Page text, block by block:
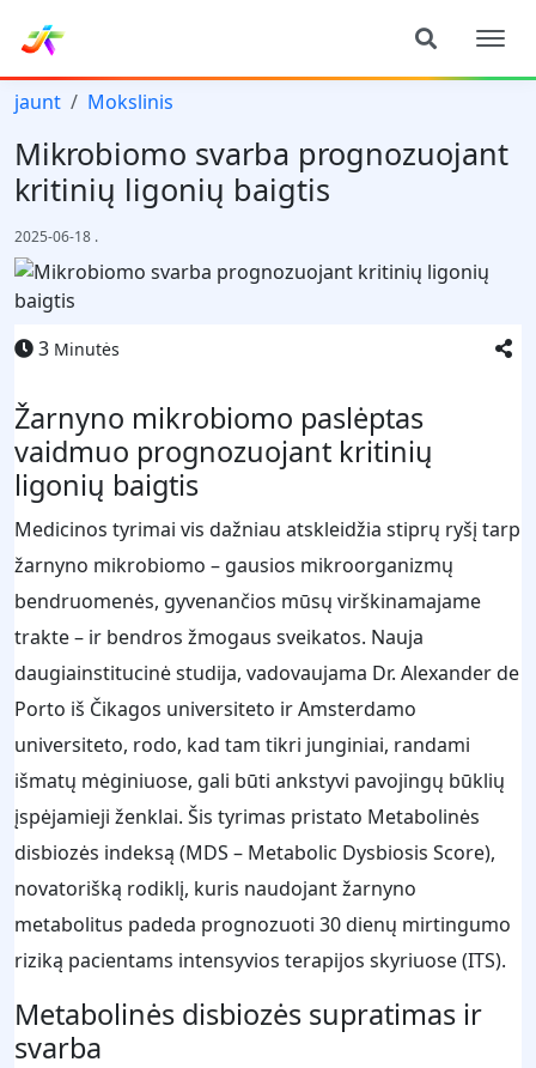
jaunt Mokslinis
Mikrobiomo svarba prognozuojant
kritinių ligonių baigtis
2025-06-18 .
3 Minutės
Žarnyno mikrobiomo paslėptas
vaidmuo prognozuojant kritinių
ligonių baigtis
Medicinos tyrimai vis dažniau atskleidžia stiprų ryšį tarp
žarnyno mikrobiomo – gausios mikroorganizmų
bendruomenės, gyvenančios mūsų virškinamajame
trakte – ir bendros žmogaus sveikatos. Nauja
daugiainstitucinė studija, vadovaujama Dr. Alexander de
Porto iš Čikagos universiteto ir Amsterdamo
universiteto, rodo, kad tam tikri junginiai, randami
išmatų mėginiuose, gali būti ankstyvi pavojingų būklių
įspėjamieji ženklai. Šis tyrimas pristato Metabolinės
disbiozės indeksą (MDS – Metabolic Dysbiosis Score),
novatorišką rodiklį, kuris naudojant žarnyno
metabolitus padeda prognozuoti 30 dienų mirtingumo
riziką pacientams intensyvios terapijos skyriuose (ITS).
Metabolinės disbiozės supratimas ir
svarba